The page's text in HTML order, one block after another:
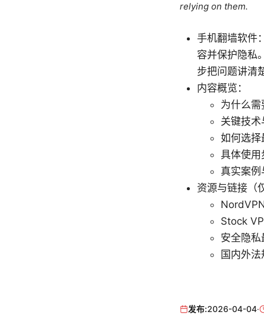
relying on them.
手机翻墙软件
容并保护隐私
步把问题讲清
内容概览：
为什么
关键技
如何选择
具体使用
真实案
资源与链接（
Stock
安全隐
国内外
发布:2026-04-04·